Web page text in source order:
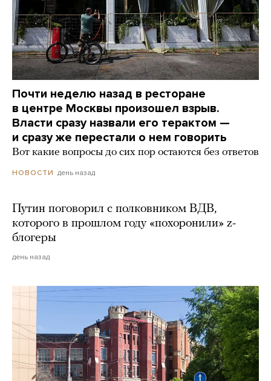
Почти неделю назад в ресторане
в центре Москвы произошел взрыв.
Власти сразу назвали его терактом —
и сразу же перестали о нем говорить
Вот какие вопросы до сих пор остаются без ответов
НОВОСТИ день назад
Путин поговорил с полковником ВДВ,
которого в прошлом году «похоронили» z-
блогеры
день назад